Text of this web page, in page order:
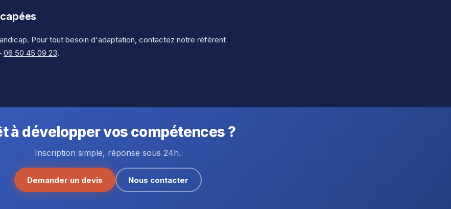
Pour tout besoin d'adaptation, contactez notre référent
06 50 45 09 23.
à développer vos compétences ?
Inscription simple, réponse sous 24h.
Demander un devis Nous contacter